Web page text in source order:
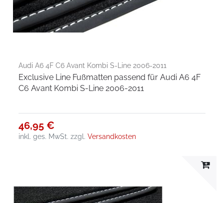
Audi A6 4F C6 Avant Kombi S-Line 2006-2011
Exclusive Line Fußmatten passend für Audi A6 4F
C6 Avant Kombi S-Line 2006-2011
46,95 €
inkl. ges. MwSt. zzgl.Versandkosten